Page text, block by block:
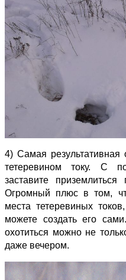
4) Самая результативная
тетеревином току. С
заставите
Огромный плюс в том,
места тетеревиных
можете создать его
охотиться можно не
даже вечером.